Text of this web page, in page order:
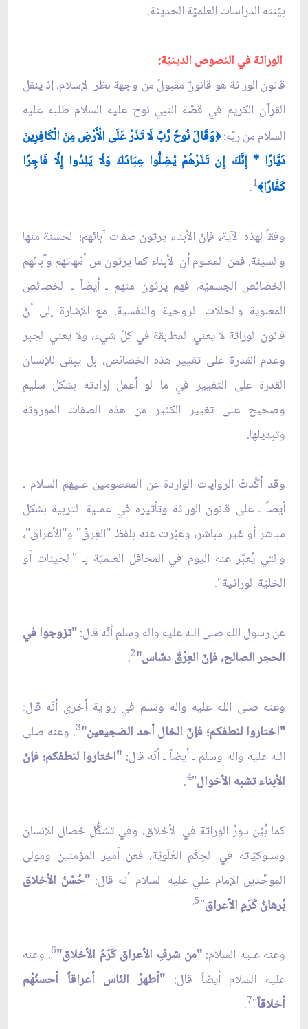
بيّنته الدراسات العلميّة الحديثة.
الوراثة في النصوص الدينيّة:
قانون الوراثة هو قانونٌ مقبولٌ من وجهة نظر الإسلام، إذ ينقل
القرآن الكريم في قصّة النبي نوح عليه السلام طلبه عليه
السلام من ربّه:﴿وَقَالَ نُوحٌ رَّبِّ لَا تَذَرْ عَلَى الْأَرْضِ مِنَ الْكَافِرِينَ
دَيَّارًا * إِنَّكَ إِن تَذَرْهُمْ يُضِلُّوا عِبَادَكَ وَلَا يَلِدُوا إِلَّا فَاجِرًا
كَفَّارًا﴾1
.
وفقاً لهذه الآية، فإنّ الأبناء يرثون صفات آبائهم؛ الحسنة منها
والسيئة. فمن المعلوم أن الأبناء كما يرثون من أمّهاتهم وآبائهم
الخصائص الجسميّة، فهم يرثون منهم ـ أيضاً ـ الخصائص
المعنوية والحالات الروحية والنفسية. مع الإشارة إلى أنّ
قانون الوراثة لا يعني المطابقة في كلّ شيء، ولا يعني الجبر
وعدم القدرة على تغيير هذه الخصائص، بل يبقى للإنسان
القدرة على التغيير في ما لو أعمل إرادته بشكل سليم
وصحيح على تغيير الكثير من هذه الصفات الموروثة
وتبديلها.
وقد أكَّدتْ الروايات الواردة عن المعصومين عليهم السلام ـ
أيضاً ـ على قانون الوراثة وتأثيره في عملية التربية بشكل
مباشر أو غير مباشر، وعبّرت عنه بلفظ "العِرقْ" و"الأعراق"،
والتي يُعبَّر عنه اليوم في المحافل العلميّة بـ "الجينات أو
الخليّة الوراثية".
عن رسول الله صلى الله عليه واله وسلم أنّه قال:"تزوجوا في
الحجر الصالح، فإنّ العِرْقَ دسّاس"2
.
وعنه صلى الله عليه واله وسلم في رواية أخرى أنّه قال:
"اختاروا لنطفكم؛ فإنّ الخال أحد الضجيعين"3. وعنه صلى
الله عليه واله وسلم ـ أيضاً ـ أنّه قال: "اختاروا لنطفكم؛ فإنّ
الأبناء تشبه الأخوال"
4
.
كما بُيّن دورُ الوراثة في الأخلاق، وفي تشكُّل خصال الإنسان
وسلوكيّاته في الحِكَم العَلَويّة، فعن أمير المؤمنين ومولى
الموحِّدين الإمام علي عليه السلام أنه قال:"حُسْنُ الأخلاق
بُرهانُ كَرَمِ الأعراق"
5.
وعنه عليه السلام:"من شرفِ الأعراق كَرَمُ الأخلاق"6. وعنه
عليه السلام أيضاً قال: "أطهرُ النّاس أعراقاً أحسنُهُم
أخلاقاً"
7
.